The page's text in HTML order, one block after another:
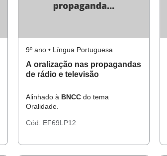
9º ano • Língua Portuguesa
A oralização nas propagandas
de rádio e televisão
Alinhado à BNCC do tema
Oralidade.
Cód: EF69LP12